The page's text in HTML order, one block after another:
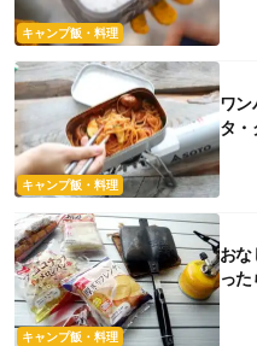
キャンプ飯・料理
キャンプ飯・料理
ワン
タ・
ルパ
キャンプ飯・料理
おな
った